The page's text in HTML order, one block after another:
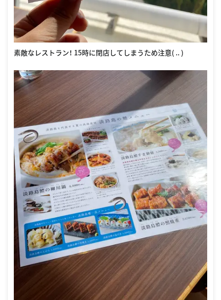
素敵なレストラン！ 15時に閉店してしまうため注意( .. )